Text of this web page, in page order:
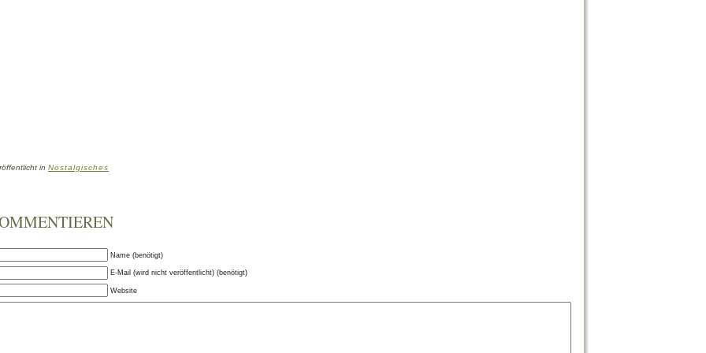
in Nostalgisches
Name (benötigt)
E-Mail (wird nicht veröffentlicht) (benötigt)
Website